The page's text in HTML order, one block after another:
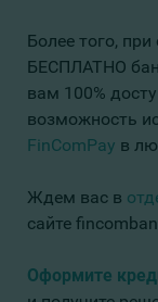
Более того,
БЕСПЛАТНО
вам 100%
возможность
FinComPay в
Ждем вас в
сайте
Оформите